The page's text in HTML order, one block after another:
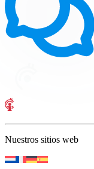
Nuestros sitios web